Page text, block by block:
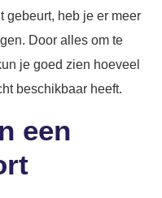
gebeurt, heb je er meer
Door alles om te
je goed zien hoeveel
beschikbaar heeft.
een